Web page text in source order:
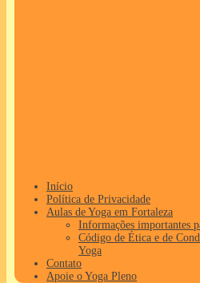
Início
Política de Privacidade
Aulas de Yoga em Fortaleza
Informações importantes
Código de Ética e de
Yoga
Contato
Apoie o Yoga Pleno